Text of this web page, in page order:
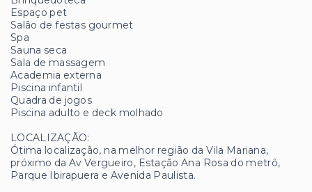
Espaço pet
Salão de festas gourmet
Spa
Sauna seca
Sala de massagem
Academia externa
Piscina infantil
Quadra de jogos
Piscina adulto e deck molhado
LOCALIZAÇÃO:
Ótima localização, na melhor região da Vila Mariana,
próximo da Av Vergueiro, Estação Ana Rosa do metrô,
Parque Ibirapuera e Avenida Paulista.